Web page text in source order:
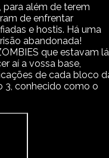
para além de terem
de enfrentar
e hostis. Há uma
abandonada!
que estavam lá
aí a vossa base,
de cada bloco
3, conhecido como o